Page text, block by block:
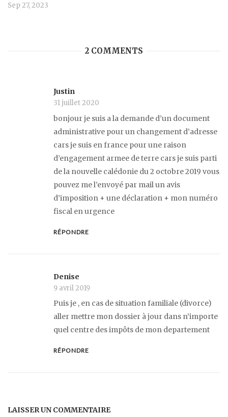
Sep 27, 2023
2 COMMENTS
Justin
31 juillet 2020
bonjour je suis a la demande d’un document
administrative pour un changement d’adresse
cars je suis en france pour une raison
d’engagement armee de terre cars je suis parti
de la nouvelle calédonie du 2 octobre 2019 vous
pouvez me l’envoyé par mail un avis
d’imposition + une déclaration + mon numéro
fiscal en urgence
RÉPONDRE
Denise
9 avril 2019
Puis je , en cas de situation familiale (divorce)
aller mettre mon dossier à jour dans n’importe
quel centre des impôts de mon departement
RÉPONDRE
LAISSER UN COMMENTAIRE